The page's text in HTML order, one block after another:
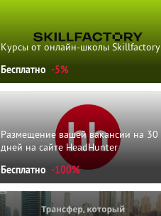
Курсы от онлайн-школы Skillfactory
Бесплатно -5%
Размещение вашей вакансии на 30
дней на сайте HeadHunter
Бесплатно -100%